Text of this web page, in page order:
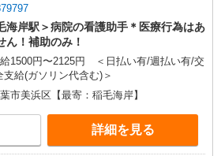
海岸駅＞病院の看護助手＊医療行為はあ
ん！補助のみ！
1500円〜2125円 ＜日払い有/週払い有/交
支給(ガソリン代含む)＞
市美浜区【最寄：稲毛海岸】
詳細を見る